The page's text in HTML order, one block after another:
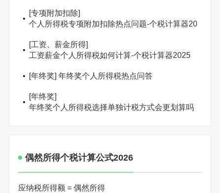
[专项附加扣除]
个人所得税专项附加扣除热点问题-个税计算器2025
[工资、薪金所得]
工资薪金个人所得税如何计算-个税计算器2025
[年终奖] 年终奖个人所得税热点问答
[年终奖]
年终奖个人所得税选择单独计税方式会更划算吗
偶然所得个税计算公式2026
应纳税所得额 = 偶然所得